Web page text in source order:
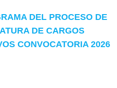
DEL PROCESO DE
DE CARGOS
CONVOCATORIA 2026